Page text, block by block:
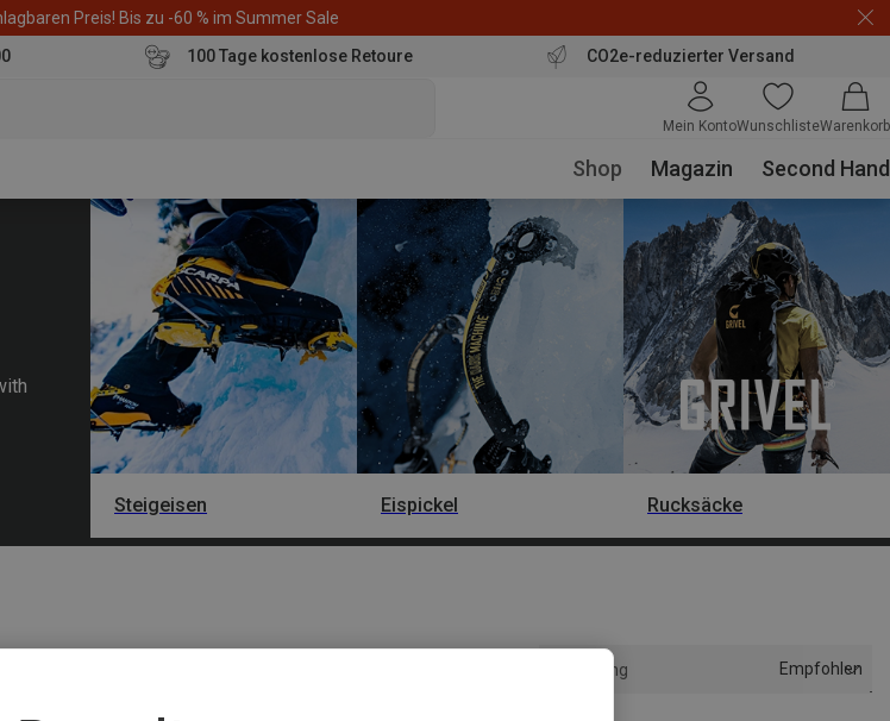
Preis! Bis zu -60 % im Summer Sale
100 Tage kostenlose Retoure CO2e-reduzierter Versand
Mein KontoWunschlisteWarenkorb
Shop Magazin Second Hand
Steigeisen Eispickel Rucksäcke
Sortierung Empfohlen